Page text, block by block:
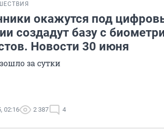
окажутся под
создадут базу с
Новости 30 июня
за сутки
02:16 2 387 4